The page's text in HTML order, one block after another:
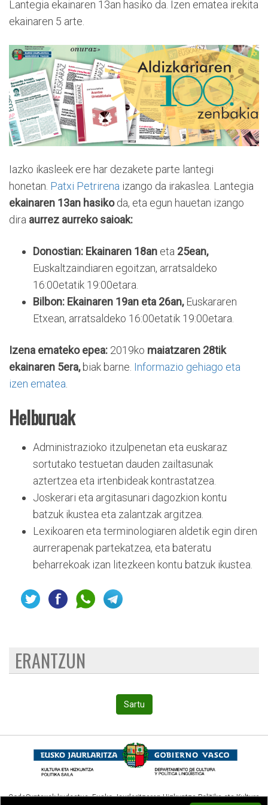
Lantegia ekainaren 13an hasiko da. Izen ematea irekita
ekainaren 5 arte.
Iazko ikasleek ere har dezakete parte lantegi
honetan. Patxi Petrirena izango da irakaslea. Lantegia
ekainaren 13an hasikoda, eta egun hauetan izango
dira aurrez aurreko saioak:
Donostian: Ekainaren 18an eta 25ean,
Euskaltzaindiaren egoitzan, arratsaldeko
16:00etatik 19:00etara.
Bilbon: Ekainaren 19an eta 26an,Euskararen
Etxean, arratsaldeko 16:00etatik 19:00etara.
Izena emateko epea: 2019ko maiatzaren 28tik
ekainaren 5era,biak barne. Informazio gehiago eta
izen ematea
Helburuak
Administrazioko itzulpenetan eta euskaraz
sortutako testuetan dauden zailtasunak
aztertzea eta irtenbideak kontrastatzea.
Joskerari eta argitasunari dagozkion kontu
batzuk ikustea eta zalantzak argitzea.
Lexikoaren eta terminologiaren aldetik egin diren
aurrerapenak partekatzea, eta bateratu
beharrekoak izan litezkeen kontu batzuk ikustea.
ERANTZUN
Sartu
CodeSyntaxek kudeatua,Eusko Jaurlaritzaren Hizkuntza Politika eta Kultura